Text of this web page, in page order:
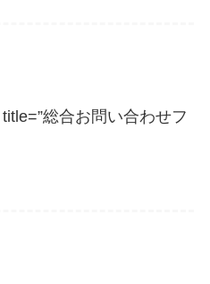
総合お問い合わせフ